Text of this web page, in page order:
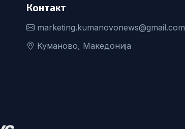
Контакт
marketing.kumanovonews@gmail.com
Куманово, Македонија